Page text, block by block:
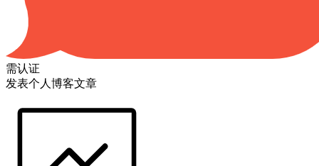
需认证
发表个人博客文章